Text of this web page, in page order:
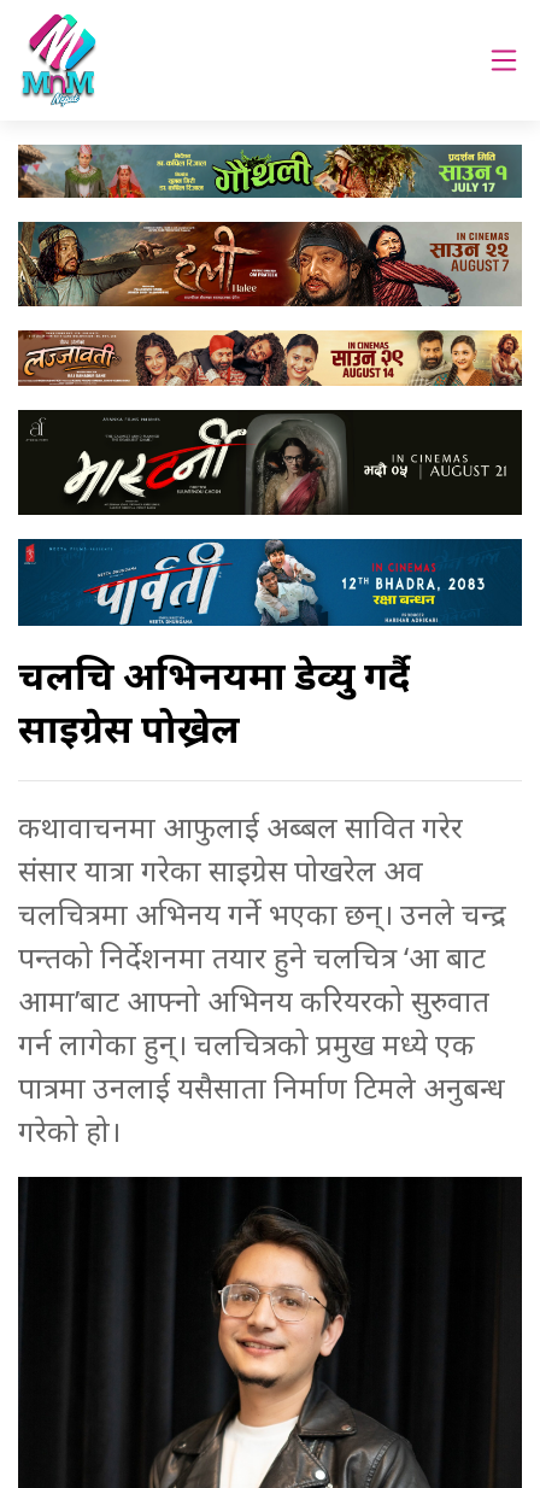
चलचित्र अभिनयमा डेव्यु गर्दै
साइग्रेस पोख्रेल
कथावाचनमा आफुलाई अब्बल सावित गरेर
संसार यात्रा गरेका साइग्रेस पोखरेल अव
चलचित्रमा अभिनय गर्ने भएका छन्। उनले चन्द्र
पन्तको निर्देशनमा तयार हुने चलचित्र ‘आ बाट
आमा’बाट आफ्नो अभिनय करियरको सुरुवात
गर्न लागेका हुन्। चलचित्रको प्रमुख मध्ये एक
पात्रमा उनलाई यसैसाता निर्माण टिमले अनुबन्ध
गरेको हो।